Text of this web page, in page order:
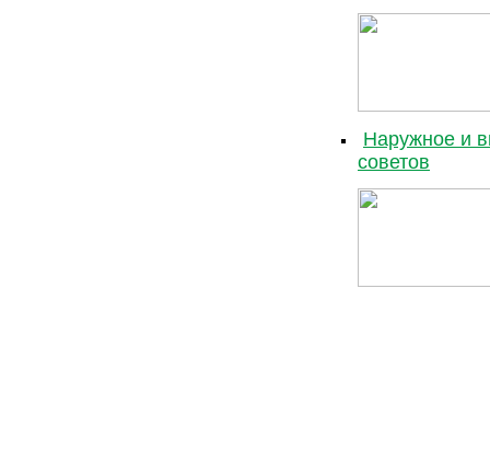
Наружное и
советов